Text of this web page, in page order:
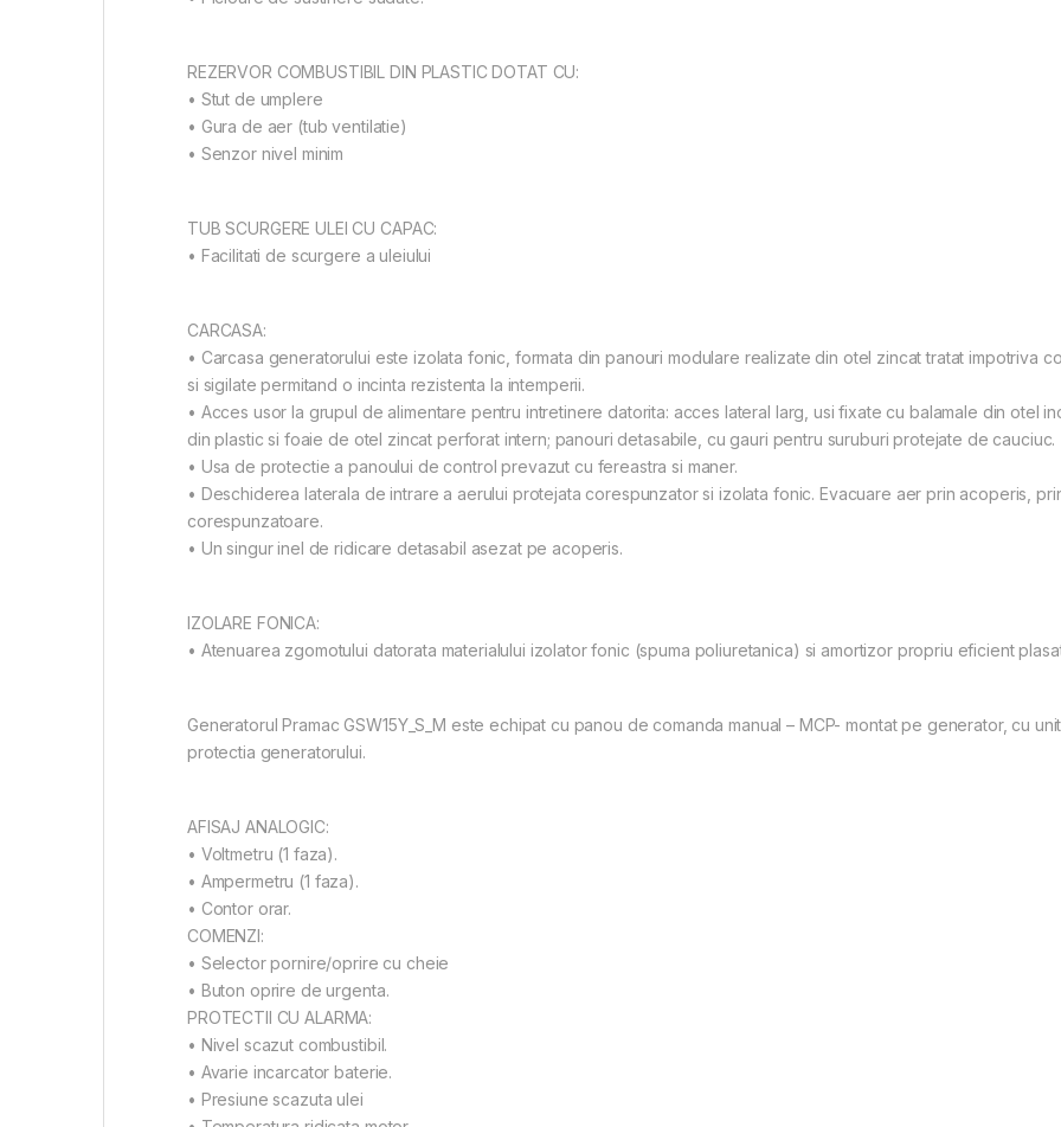
REZERVOR COMBUSTIBIL DIN PLASTIC DOTAT CU:
• Stut de umplere
• Gura de aer (tub ventilatie)
• Senzor nivel minim
TUB SCURGERE ULEI CU CAPAC:
• Facilitati de scurgere a uleiului
CARCASA:
• Carcasa generatorului este izolata fonic, formata din panouri modulare realizate din otel zincat tratat impotriva
si sigilate permitand o incinta rezistenta la intemperii.
• Acces usor la grupul de alimentare pentru intretinere datorita: acces lateral larg, usi fixate cu balamale din otel
din plastic si foaie de otel zincat perforat intern; panouri detasabile, cu gauri pentru suruburi protejate de cauciuc.
• Usa de protectie a panoului de control prevazut cu fereastra si maner.
• Deschiderea laterala de intrare a aerului protejata corespunzator si izolata fonic. Evacuare aer prin acoperis,
corespunzatoare.
• Un singur inel de ridicare detasabil asezat pe acoperis.
IZOLARE FONICA:
• Atenuarea zgomotului datorata materialului izolator fonic (spuma poliuretanica) si amortizor propriu eficient
Generatorul Pramac GSW15Y_S_M este echipat cu panou de comanda manual – MCP- montat pe generator, cu
protectia generatorului.
AFISAJ ANALOGIC:
• Voltmetru (1 faza).
• Ampermetru (1 faza).
• Contor orar.
COMENZI:
• Selector pornire/oprire cu cheie
• Buton oprire de urgenta.
PROTECTII CU ALARMA:
• Nivel scazut combustibil.
• Avarie incarcator baterie.
• Presiune scazuta ulei